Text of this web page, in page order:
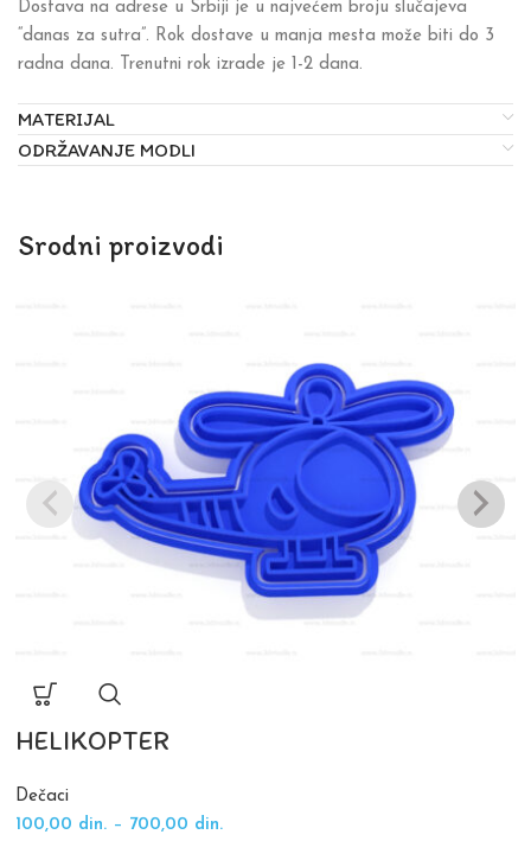
Dostava na adrese u Srbiji je u najvećem broju slučajeva
“danas za sutra”. Rok dostave u manja mesta može biti do 3
radna dana. Trenutni rok izrade je 1-2 dana.
MATERIJAL
ODRŽAVANJE MODLI
Srodni proizvodi
HELIKOPTER
Dečaci
100,00 din. – 700,00 din.